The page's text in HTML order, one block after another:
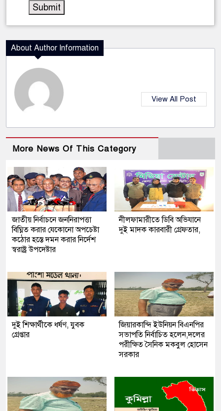
About Author Information
View All Post
More News Of This Category
জাতীয় নির্বাচনে জননিরাপত্তা
বিঘ্নিত করার যেকোনো অপচেষ্টা
কঠোর হস্তে দমন করার নির্দেশ
স্বরাষ্ট্র উপদেষ্টার
নীলফামারীতে ডিবি অভিযানে
দুই মাদক কারবারী গ্রেফতার,
দুই শিক্ষার্থীকে ধর্ষণ, যুবক
গ্রেপ্তার
জিয়ারকান্দি ইউনিয়ন বিএনপির
সভাপতি নির্বাচিত হলেন,দলের
পরীক্ষিত সৈনিক মকবুল হোসেন
সরকার